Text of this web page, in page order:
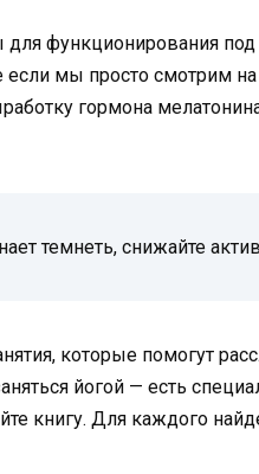
функционирования
мы просто смотрим на
гормона
темнеть, снижайте
которые помогут
йогой — есть
книгу. Для каждого